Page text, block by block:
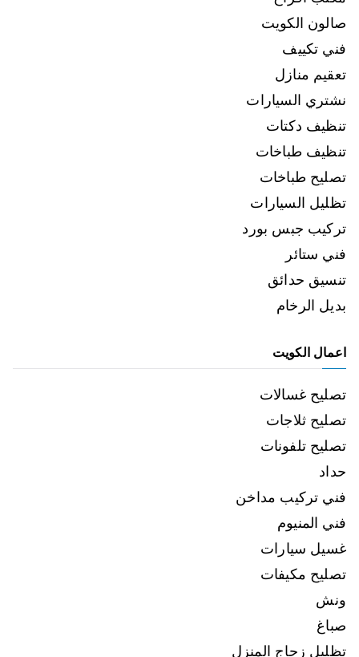
صالون الكويت
فني تكييف
تعقيم منازل
نشتري السيارات
تنظيف دكتات
تنظيف طباخات
تصليح طباخات
تظليل السيارات
تركيب جبس بورد
فني ستائر
تنسيق حدائق
بديل الرخام
اعمال الكويت
تصليح غسالات
تصليح ثلاجات
تصليح تلفونات
حداد
فني تركيب مداخن
فني المنيوم
غسيل سيارات
تصليح مكيفات
ونش
صباغ
تظليل زجاج المنزل